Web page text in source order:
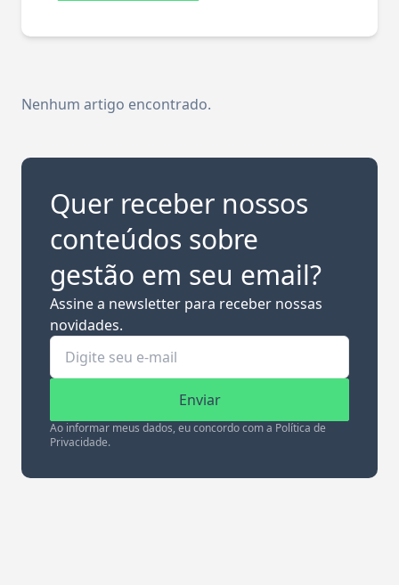
Nenhum artigo encontrado.
Quer receber nossos
conteúdos sobre
gestão em seu email?
Assine a newsletter para receber nossas
novidades.
Enviar
Ao informar meus dados, eu concordo com a Política de
Privacidade.